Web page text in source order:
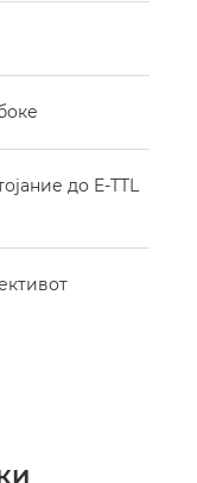
до E-TTL